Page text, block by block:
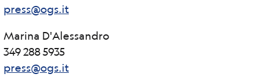
press@ogs.it
Marina D'Alessandro
349 288 5935
press@ogs.it